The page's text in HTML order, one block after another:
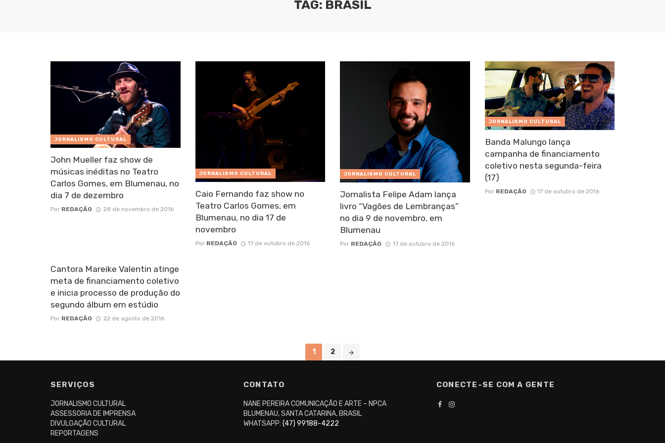
TAG: BRASIL
JORNALISMO CULTURAL
John Mueller faz show de
músicas inéditas no Teatro
Carlos Gomes, em Blumenau, no
dia 7 de dezembro
Por REDAÇÃO 28 de novembro de 2016
JORNALISMO CULTURAL
Caio Fernando faz show no
Teatro Carlos Gomes, em
Blumenau, no dia 17 de
novembro
Por REDAÇÃO 17 de outubro de 2016
JORNALISMO CULTURAL
Jornalista Felipe Adam lança
livro “Vagões de Lembranças”
no dia 9 de novembro, em
Blumenau
Por REDAÇÃO 17 de outubro de 2016
JORNALISMO CULTURAL
Banda Malungo lança
campanha de financiamento
coletivo nesta segunda-feira
(17)
Por REDAÇÃO 17 de outubro de 2016
Cantora Mareike Valentin atinge
meta de financiamento coletivo
e inicia processo de produção do
segundo álbum em estúdio
Por REDAÇÃO 22 de agosto de 2016
1 2
SERVIÇOS
JORNALISMO CULTURAL
ASSESSORIA DE IMPRENSA
DIVULGAÇÃO CULTURAL
REPORTAGENS
CONTATO
NANE PEREIRA COMUNICAÇÃO E ARTE – NPCA
BLUMENAU, SANTA CATARINA, BRASIL
WHATSAPP: (47) 99188-4222
CONECTE-SE COM A GENTE